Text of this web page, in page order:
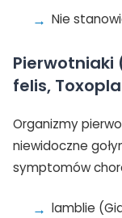
TAK,
Nie
Pierwotniaki
felis,
Organizmy
niewidoczne
symptomów
lamblie